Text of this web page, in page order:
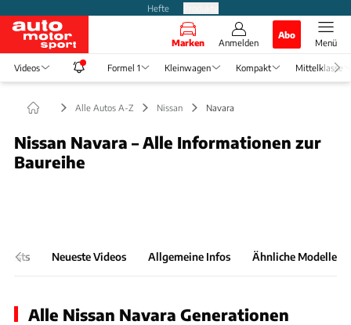
Hefte
Marken Anmelden
Abo
Menü
Videos Formel 1 Kleinwagen Kompakt Mittelklasse
Alle Autos A-Z Nissan Navara
Nissan Navara – Alle Informationen zur
Baureihe
Tests Neueste Videos Allgemeine Infos Ähnliche Modelle
Alle Nissan Navara Generationen